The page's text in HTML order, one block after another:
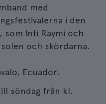
med
i den
som Inti Raymi och
och skördarna.
Ecuador.
söndag från kl.